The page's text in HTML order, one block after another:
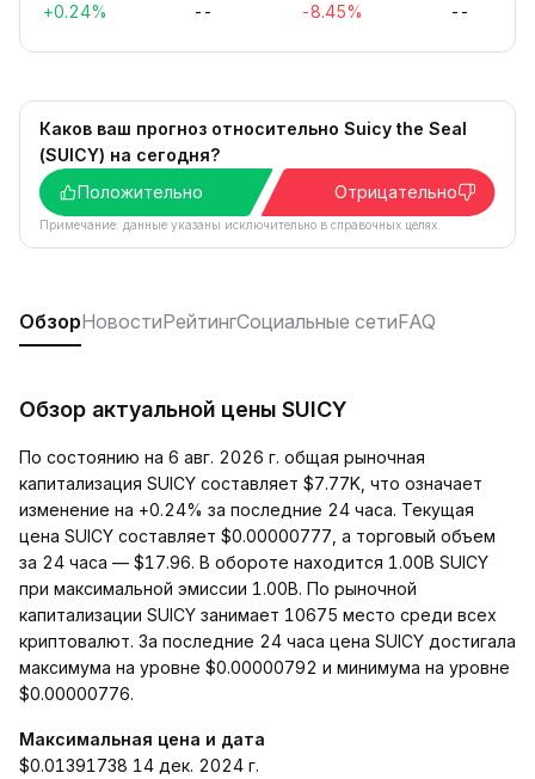
+0.24% -- -8.45% --
Каков ваш прогноз относительно Suicy the Seal
(SUICY) на сегодня?
Положительно
Отрицательно
Примечание: данные указаны исключительно в справочных целях.
ОбзорНовостиРейтингСоциальные сетиFAQ
Обзор актуальной цены SUICY
По состоянию на 6 авг. 2026 г. общая рыночная
капитализация SUICY составляет $7.77K, что означает
изменение на +0.24% за последние 24 часа. Текущая
цена SUICY составляет $0.00000777, а торговый объем
за 24 часа — $17.96. В обороте находится 1.00B SUICY
при максимальной эмиссии 1.00B. По рыночной
капитализации SUICY занимает 10675 место среди всех
криптовалют. За последние 24 часа цена SUICY достигала
максимума на уровне $0.00000792 и минимума на уровне
$0.00000776.
Максимальная цена и дата
$0.01391738 14 дек. 2024 г.